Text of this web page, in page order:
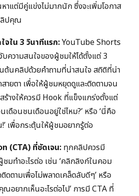
แต่มีคู่แข่งไม่มากนัก ซึ่งจะเพิ่มโอกาส
ลิปคุณ
จใน 3 วินาทีแรก:YouTube Shorts
ความสนใจของผู้ชมให้ได้ตั้งแต่ 3
นคลิปด้วยคำถามที่น่าสนใจ สถิติที่น่า
ายตา เพื่อให้ผู้ชมหยุดดูและติดตามจน
างให้ควรมี Hook ที่แข็งแกร่งตั้งแต่
เดือนชนเดือนอยู่ใช่ไหม?’ หรือ ‘นี่คือ
เพื่อกระตุ้นให้ผู้ชมอยากรู้ต่อ
(CTA) ที่ชัดเจน: ทุกคลิปควรมี
ชมทำอะไรต่อ เช่น ‘คลิกลิงก์ในคอม
ดตามเพื่อไม่พลาดเคล็ดลับดีๆ’ หรือ
ณอยากเห็นอะไรต่อไป’ การมี CTA ที่